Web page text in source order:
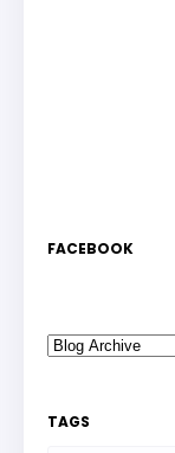
FACEBOOK
TAGS